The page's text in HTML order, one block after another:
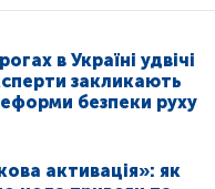
в Україні удвічі
закликають
безпеки руху
активація»: як